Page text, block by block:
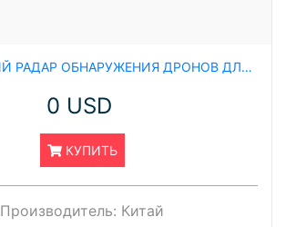
АКУСТИЧЕСКИЙ РАДАР ОБНАРУЖЕНИЯ ДРОНОВ ДЛЯ МОРСКОГО НАБЛЮДЕНИЯ — КОМПАКТНЫЙ ПРИБОР С ПОЛНЫМ ДИАПАЗОНОМ ЧАСТОТ
0 USD
КУПИТЬ
Производитель: Китай